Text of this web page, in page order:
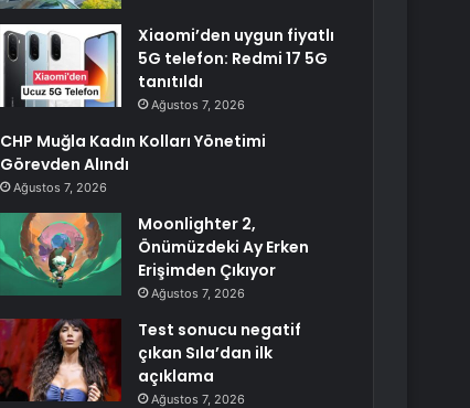
Xiaomi’den uygun fiyatlı
5G telefon: Redmi 17 5G
tanıtıldı
Ağustos 7, 2026
CHP Muğla Kadın Kolları Yönetimi
Görevden Alındı
Ağustos 7, 2026
Moonlighter 2,
Önümüzdeki Ay Erken
Erişimden Çıkıyor
Ağustos 7, 2026
Test sonucu negatif
çıkan Sıla’dan ilk
açıklama
Ağustos 7, 2026